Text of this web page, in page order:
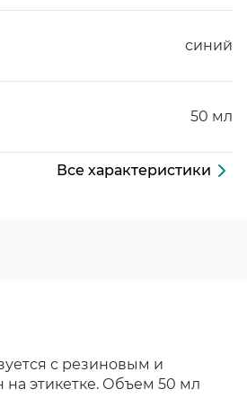
синий
50 мл
Все характеристики
с резиновым и
на этикетке. Объем 50 мл